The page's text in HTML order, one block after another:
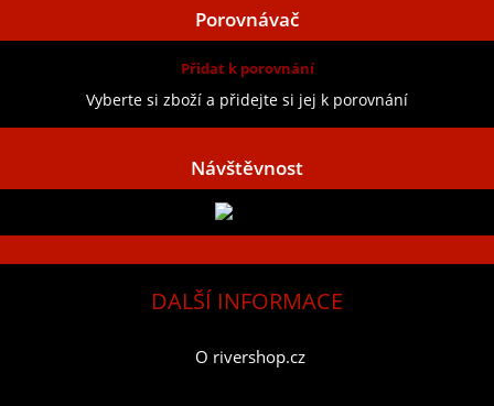
Porovnávač
Přidat k porovnání
Vyberte si zboží a přidejte si jej k porovnání
Návštěvnost
DALŠÍ INFORMACE
O rivershop.cz